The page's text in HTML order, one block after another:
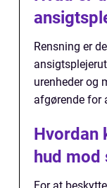
Rensning er
urenheder og
afgørende for
Hvordan
hud mod